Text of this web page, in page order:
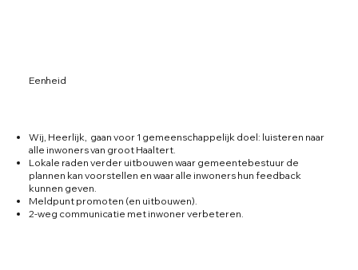
Eenheid
Wij, Heerlijk, gaan voor 1 gemeenschappelijk doel: luisteren naar
alle inwoners van groot Haaltert.
Lokale raden verder uitbouwen waar gemeentebestuur de
plannen kan voorstellen en waar alle inwoners hun feedback
kunnen geven.
Meldpunt promoten (en uitbouwen).
2-weg communicatie met inwoner verbeteren.